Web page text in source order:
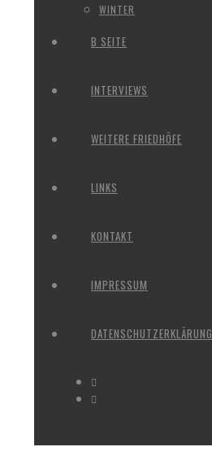
WINTER
B SEITE
INTERVIEWS
WEITERE FRIEDHÖFE
LINKS
KONTAKT
IMPRESSUM
DATENSCHUTZERKLÄRUNG